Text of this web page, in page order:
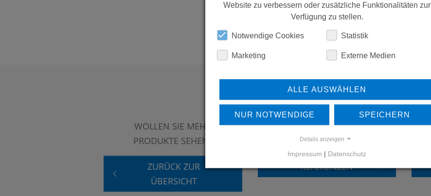
DOWNLOADS
WOLLEN SIE MEHR
PRODUKTE SEHEN?
ZURÜCK ZUR
ÜBERSICHT
ERFAHREN SIE MEHR ÜBER
UNSERE REFERENZEN
REFERENZEN
Website zu verbessern oder zusätzliche Funktionalitäten zur
Verfügung zu stellen.
Notwendige Cookies Statistik
Marketing Externe Medien
ALLE AUSWÄHLEN
NUR NOTWENDIGE SPEICHERN
Details anzeigen
Impressum | Datenschutz